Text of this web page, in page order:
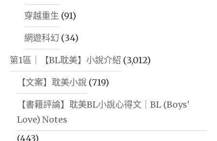
穿越重生 (91)
網遊科幻 (34)
第1區｜【BL耽美】小說介紹 (3,012)
【文案】耽美小說 (719)
【書籍評論】耽美BL小說心得文｜BL (Boys'
Love) Notes
(443)